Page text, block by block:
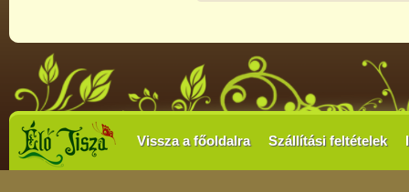
Vissza a főoldalra Szállítási feltételek